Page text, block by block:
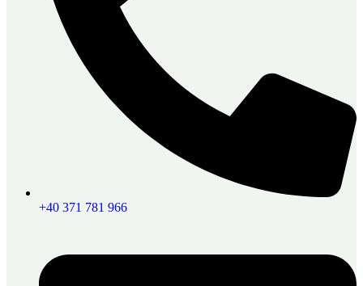
+40 371 781 966